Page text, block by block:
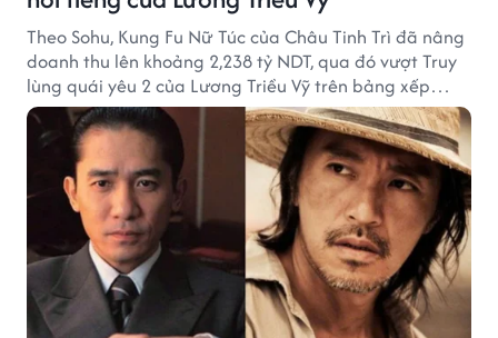
Theo Sohu, Kung Fu Nữ Túc của Châu Tinh Trì đã nâng
doanh thu lên khoảng 2,238 tỷ NDT, qua đó vượt Truy
lùng quái yêu 2 của Lương Triều Vỹ trên bảng xếp
hạng phòng vé Trung Quốc.